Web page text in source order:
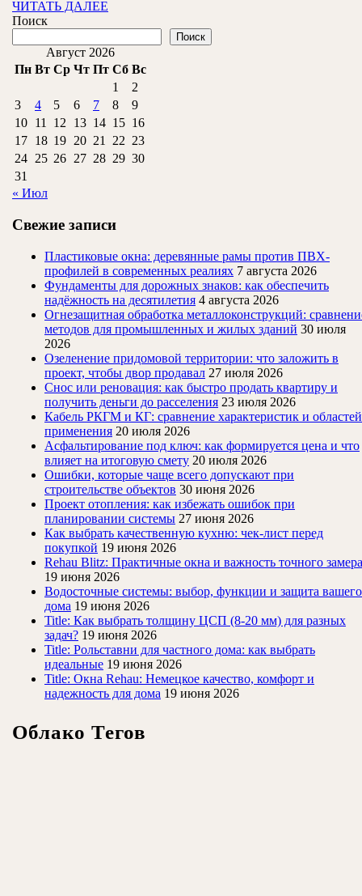
и
укладка
ЧИТАТЬ ДАЛЕЕ
Поиск
Поиск
Август 2026
Пн Вт Ср Чт Пт Сб Вс
1
2
3
4 5 6 7 8
9
10 11 12 13 14 15 16
17 18 19 20 21 22 23
24 25 26 27 28 29 30
31
« Июл
Свежие записи
Пластиковые окна: деревянные рамы против ПВХ-
профилей в современных реалиях 7 августа 2026
Фундаменты для дорожных знаков: как обеспечить
надёжность на десятилетия 4 августа 2026
Огнезащитная обработка металлоконструкций:
методов для промышленных и жилых зданий 30 июля
2026
Озеленение придомовой территории: что заложить в
проект, чтобы двор продавал 27 июля 2026
Снос или реновация: как быстро продать квартиру и
получить деньги до расселения 23 июля 2026
Кабель РКГМ и КГ: сравнение характеристик и областей
применения 20 июля 2026
Асфальтирование под ключ: как формируется цена и что
влияет на итоговую смету 20 июля 2026
Ошибки, которые чаще всего допускают при
строительстве объектов 30 июня 2026
Проект отопления: как избежать ошибок при
планировании системы 27 июня 2026
Как выбрать качественную кухню: чек-лист перед
покупкой 19 июня 2026
Rehau Blitz: Практичные окна и важность точного замера
19 июня 2026
Водосточные системы: выбор, функции и защита вашего
дома 19 июня 2026
Title: Как выбрать толщину ЦСП (8-20 мм) для разных
задач? 19 июня 2026
Title: Рольставни для частного дома: как выбрать
идеальные 19 июня 2026
Title: Окна Rehau: Немецкое качество, комфорт и
надежность для дома 19 июня 2026
Облако Тегов